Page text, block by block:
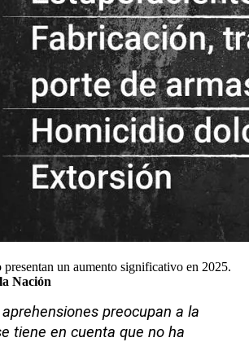
un aumento significativo en 2025.
Nación
preocupan a la
tiene en cuenta que no ha